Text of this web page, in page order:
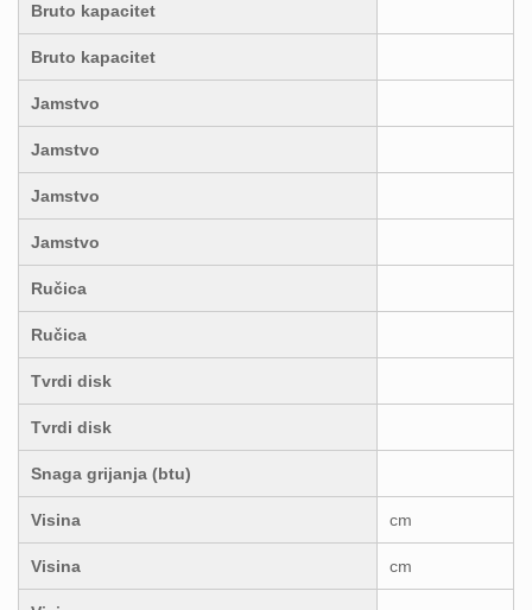
Bruto kapacitet
Bruto kapacitet
Jamstvo
Jamstvo
Jamstvo
Jamstvo
Ručica
Ručica
Tvrdi disk
Tvrdi disk
Snaga grijanja (btu)
Visina cm
Visina cm